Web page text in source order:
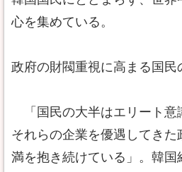
心を集めている。
政府の財閥重視に高まる国民
「国民の大半はエリート意
それらの企業を優遇してき
満を抱き続けている」。韓国